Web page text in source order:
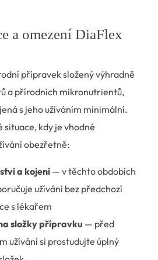
a omezení DiaFlex
přípravek složený výhradně
a přírodních mikronutrientů,
s jeho užíváním minimální.
kdy je vhodné
obezřetně:
a kojení — v těchto obdobích
užívání bez předchozí
s lékařem
složky přípravku — před
užívání si prostudujte úplný